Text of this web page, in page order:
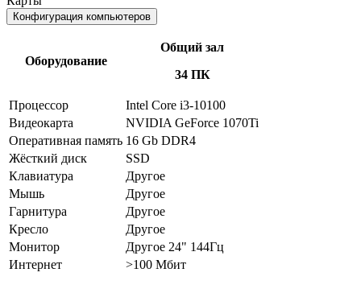
Конфигурация компьютеров
Оборудование
Общий зал
34 ПК
Процессор
Intel Core i3-10100
Видеокарта
NVIDIA GeForce 1070Ti
Оперативная память 16 Gb DDR4
Жёсткий диск
SSD
Клавиатура
Другое
Мышь
Другое
Гарнитура
Другое
Кресло
Другое
Монитор
Другое 24" 144Гц
Интернет
>100 Мбит